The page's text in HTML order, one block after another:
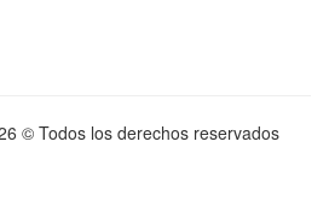
© Todos los derechos reservados